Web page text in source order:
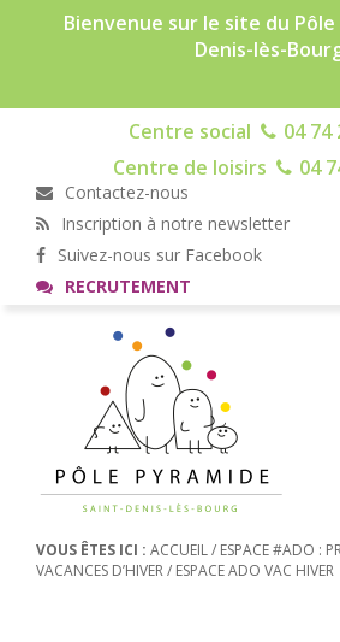
Bienvenue sur le site du Pôle
Denis-lès-
Centre social
04 74
Centre de loisirs
04
Contactez-nous
Inscription à notre newsletter
Suivez-nous sur Facebook
RECRUTEMENT
VOUS ÊTES ICI : ACCUEIL/ ESPACE #ADO :
VACANCES D’HIVER/ ESPACE ADO VAC HIVER